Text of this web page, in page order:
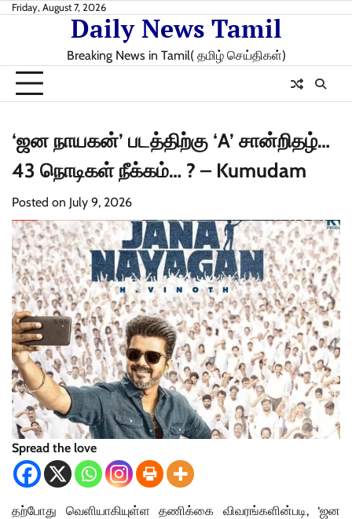
SkipFriday, August 7, 2026
Daily News Tamil
Breaking News in Tamil( தமிழ் செய்திகள்)
‘ஜன நாயகன்’ படத்திற்கு ‘A’ சான்றிதழ்…
43 நொடிகள் நீக்கம்… ? – Kumudam
Posted on July 9, 2026
Spread the love
தற்போது வெளியாகியுள்ள தணிக்கை விவரங்களின்படி, ‘ஜன